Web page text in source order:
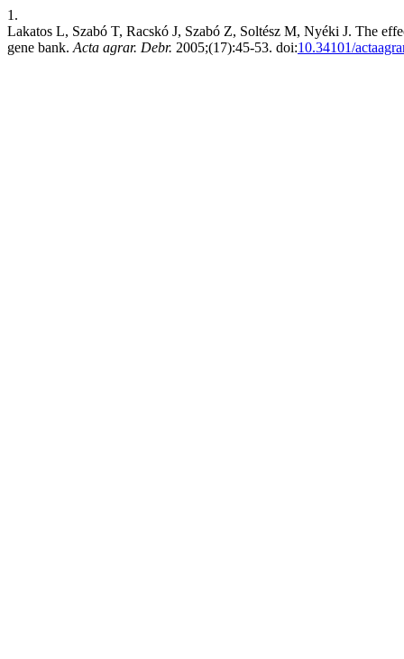
1.
Lakatos L, Szabó T, Racskó J, Szabó Z, Soltész M, Nyéki J. The
gene bank. Acta agrar. Debr. 2005;(17):45-53. doi:10.34101/